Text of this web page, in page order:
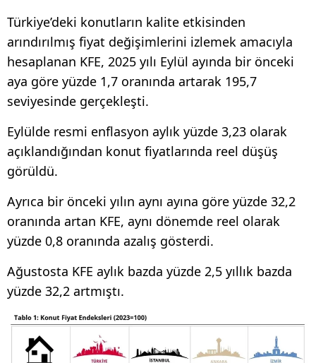
Türkiye’deki konutların kalite etkisinden
arındırılmış fiyat değişimlerini izlemek amacıyla
hesaplanan KFE, 2025 yılı Eylül ayında bir önceki
aya göre yüzde 1,7 oranında artarak 195,7
seviyesinde gerçekleşti.
Eylülde resmi enflasyon aylık yüzde 3,23 olarak
açıklandığından konut fiyatlarında reel düşüş
görüldü.
Ayrıca bir önceki yılın aynı ayına göre yüzde 32,2
oranında artan KFE, aynı dönemde reel olarak
yüzde 0,8 oranında azalış gösterdi.
Ağustosta KFE aylık bazda yüzde 2,5 yıllık bazda
yüzde 32,2 artmıştı.